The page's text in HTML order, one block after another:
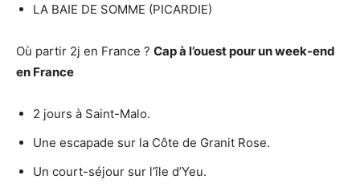
LA BAIE DE SOMME (PICARDIE)
Où partir 2j en France ? Cap à l’ouest pour un week-end
en France
2 jours à Saint-Malo.
Une escapade sur la Côte de Granit Rose.
Un court-séjour sur l’île d’Yeu.